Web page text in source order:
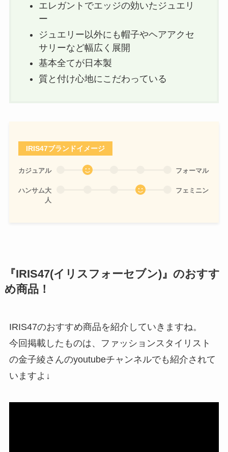
エレガントでエッジの効いたジュエリ
ー
ジュエリー以外にも帽子やヘアアクセ
サリーなど幅広く展開
基本全てが日本製
質と付け心地にこだわっている
IRIS47ブランドイメージ
カジュアル フォーマル
ハンサム大
人
フェミニン
『IRIS47(イリスフォーセブン)』のおすす
め商品！
IRIS47のおすすめ商品を紹介していきますね。
今回掲載したものは、ファッションスタイリスト
の金子綾さんのyoutubeチャンネルでも紹介されて
いますよ↓